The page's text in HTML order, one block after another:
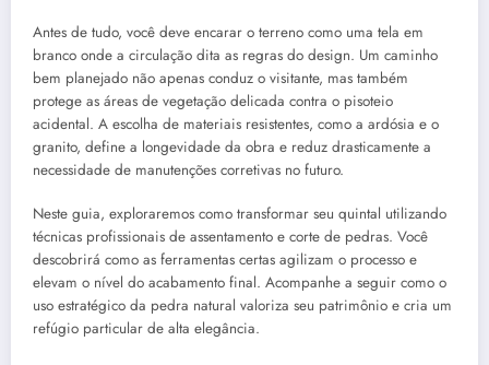
Antes de tudo, você deve encarar o terreno como uma tela em
branco onde a circulação dita as regras do design. Um caminho
bem planejado não apenas conduz o visitante, mas também
protege as áreas de vegetação delicada contra o pisoteio
acidental. A escolha de materiais resistentes, como a ardósia e o
granito, define a longevidade da obra e reduz drasticamente a
necessidade de manutenções corretivas no futuro.
Neste guia, exploraremos como transformar seu quintal utilizando
técnicas profissionais de assentamento e corte de pedras. Você
descobrirá como as ferramentas certas agilizam o processo e
elevam o nível do acabamento final. Acompanhe a seguir como o
uso estratégico da pedra natural valoriza seu patrimônio e cria um
refúgio particular de alta elegância.